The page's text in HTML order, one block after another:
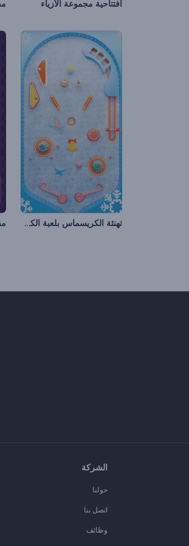
افتتاحية مجموعة الأزياء
تهنئة الكريسماس بلعبة الكرة والدبابيس
الشركة
حولنا
اتصل بنا
وظائف